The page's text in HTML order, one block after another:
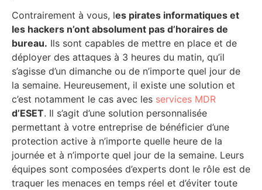
Contrairement à vous, les pirates informatiques et
les hackers n’ont absolument pas d’horaires de
bureau. Ils sont capables de mettre en place et de
déployer des attaques à 3 heures du matin, qu’il
s’agisse d’un dimanche ou de n’importe quel jour de
la semaine. Heureusement, il existe une solution et
c’est notamment le cas avec les services MDR
d’ESET. Il s’agit d’une solution personnalisée
permettant à votre entreprise de bénéficier d’une
protection active à n’importe quelle heure de la
journée et à n’importe quel jour de la semaine. Leurs
équipes sont composées d’experts dont le rôle est de
traquer les menaces en temps réel et d’éviter toute